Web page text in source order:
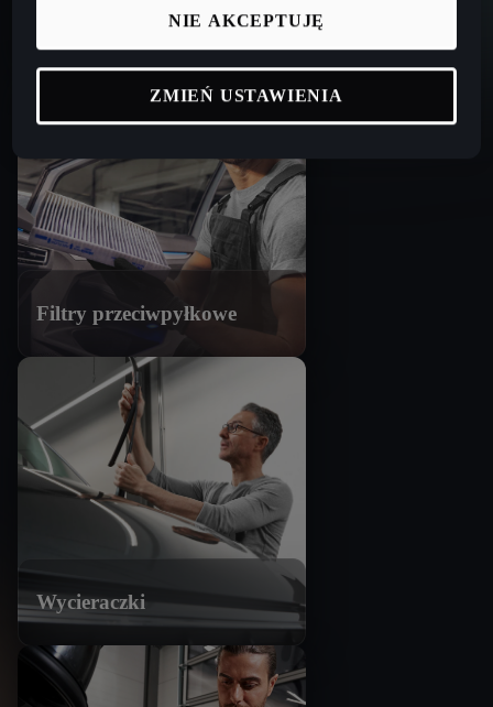
Filtry przeciwpyłkowe
Wycieraczki
NIE AKCEPTUJĘ
ZMIEŃ USTAWIENIA